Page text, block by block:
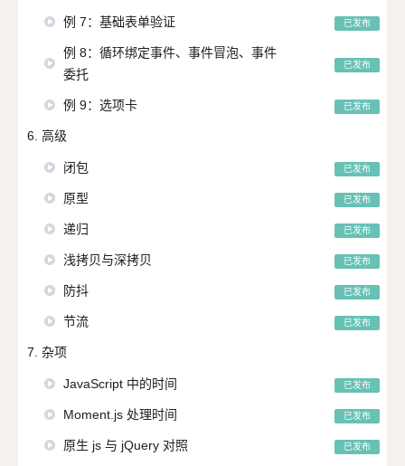
例 7：基础表单验证 已发布
例 8：循环绑定事件、事件冒泡、事件
委托
已发布
例 9：选项卡 已发布
6. 高级
闭包 已发布
原型 已发布
递归 已发布
浅拷贝与深拷贝 已发布
防抖 已发布
节流 已发布
7. 杂项
JavaScript 中的时间 已发布
Moment.js 处理时间 已发布
原生 js 与 jQuery 对照 已发布